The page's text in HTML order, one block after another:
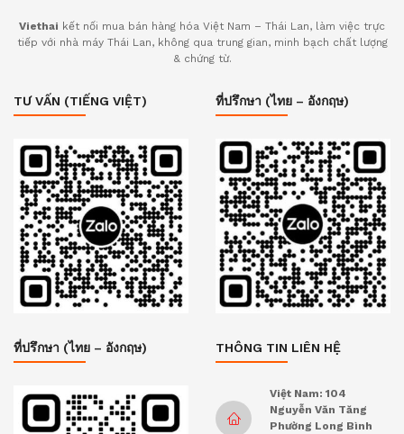
Viethai kết nối mua bán hàng hóa Việt Nam – Thái Lan, làm việc trực
tiếp với nhà máy Thái Lan, không qua trung gian, minh bạch chất lượng
& chứng từ.
TƯ VẤN (TIẾNG VIỆT) ที่ปรึกษา (ไทย – อังกฤษ)
ที่ปรึกษา (ไทย – อังกฤษ) THÔNG TIN LIÊN HỆ
Việt Nam: 104
Nguyễn Văn Tăng
Phường Long Bình